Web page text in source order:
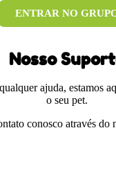
ENTRAR NO
Nosso
ajuda, estamos
o seu pet.
conosco através do